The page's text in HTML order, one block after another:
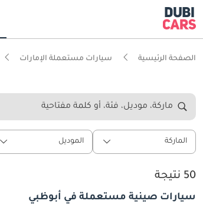
الصفحة الرئيسية سيارات مستعملة الإمارات
ماركة، موديل، فئة، أو كلمة مفتاحية
الماركة الموديل
50 نتيجة
سيارات صينية مستعملة في أبوظبي